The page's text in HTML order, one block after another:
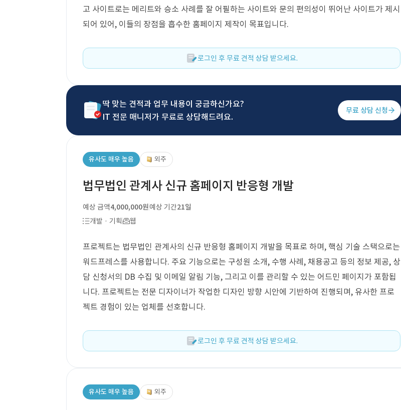
고 사이트로는 메리트와 승소 사례를 잘 어필하는 사이트와 문의 편의성이 뛰어난 사이트가 제시
되어 있어, 이들의 장점을 흡수한 홈페이지 제작이 목표입니다.
로그인 후 무료 견적 상담 받으세요.
딱 맞는 견적과 업무 내용이 궁금하신가요?
IT 전문 매니저가 무료로 상담해드려요.
무료 상담 신청
유사도 매우 높음 외주
법무법인 관계사 신규 홈페이지 반응형 개발
예상 금액4,000,000원예상 기간21일
개발 · 기획
웹
프로젝트는 법무법인 관계사의 신규 반응형 홈페이지 개발을 목표로 하며, 핵심 기술 스택으로는
워드프레스를 사용합니다. 주요 기능으로는 구성원 소개, 수행 사례, 채용공고 등의 정보 제공, 상
담 신청서의 DB 수집 및 이메일 알림 기능, 그리고 이를 관리할 수 있는 어드민 페이지가 포함됩
니다. 프로젝트는 전문 디자이너가 작업한 디자인 방향 시안에 기반하여 진행되며, 유사한 프로
젝트 경험이 있는 업체를 선호합니다.
로그인 후 무료 견적 상담 받으세요.
유사도 매우 높음 외주